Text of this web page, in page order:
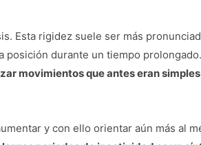
Esta rigidez suele ser más
posición durante un tiempo prolongado.
movimientos que antes eran
y con ello orientar aún más al